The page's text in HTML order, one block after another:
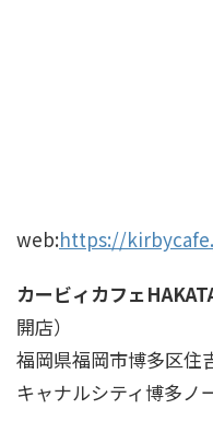
web:https://
カービィカフェ
開店）
福岡県福岡市博多区住
キャナルシティ博多ノ